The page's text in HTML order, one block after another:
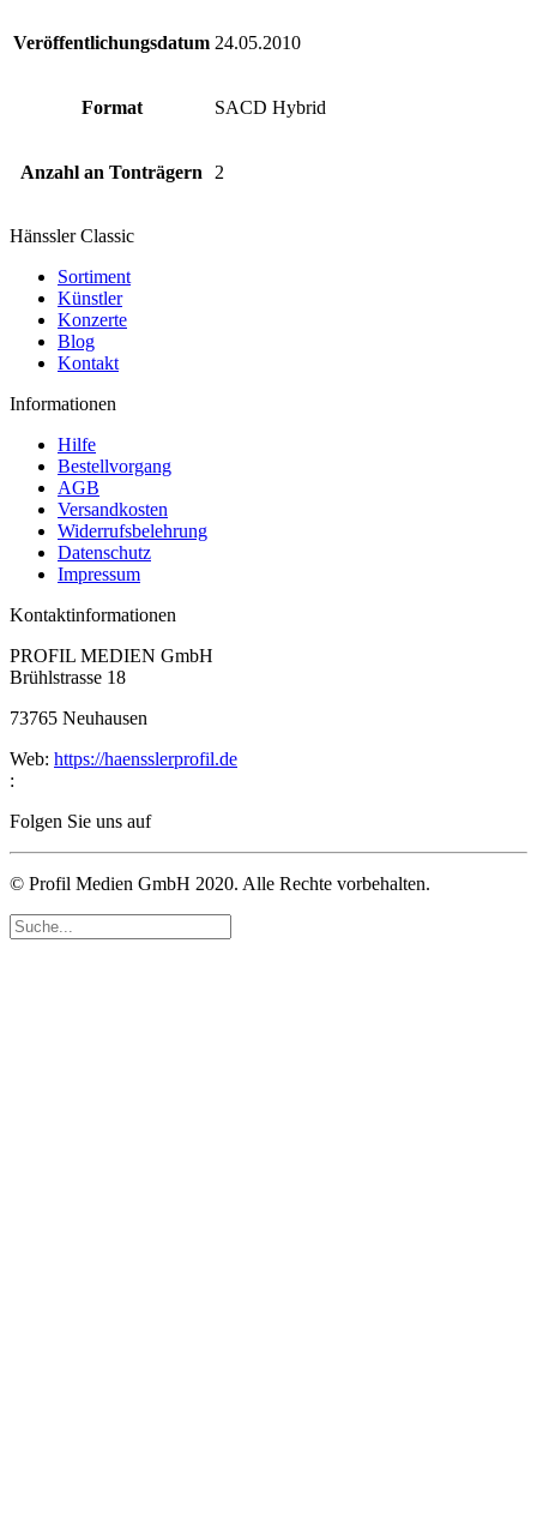
Veröffentlichungsdatum 24.05.2010
Format SACD Hybrid
Anzahl an Tonträgern 2
Hänssler Classic
Sortiment
Künstler
Konzerte
Blog
Kontakt
Informationen
Hilfe
Bestellvorgang
AGB
Versandkosten
Widerrufsbelehrung
Datenschutz
Impressum
Kontaktinformationen
PROFIL MEDIEN GmbH
Brühlstrasse 18
73765 Neuhausen
Web: https://haensslerprofil.de
:
Folgen Sie uns auf
© Profil Medien GmbH 2020. Alle Rechte vorbehalten.